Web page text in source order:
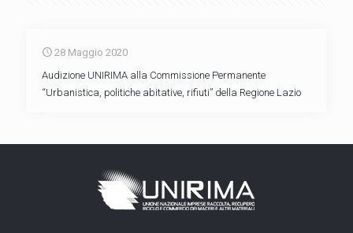
28 Maggio 2020
Audizione UNIRIMA alla Commissione Permanente
“Urbanistica, politiche abitative, rifiuti” della Regione Lazio